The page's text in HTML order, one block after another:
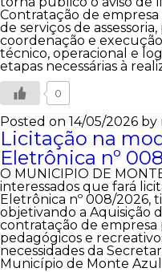
Contratação de
de serviços de
coordenação e
técnico, operacional e
etapas necessárias à
0
Posted on 14/05/2026 by
Licitação na
Eletrônica nº
O MUNICIPIO DE
interessados que fará
Eletrônica nº 008/2026,
objetivando a Aquisição
contratação de empresa
pedagógicos e
necessidades da
Município de Monte